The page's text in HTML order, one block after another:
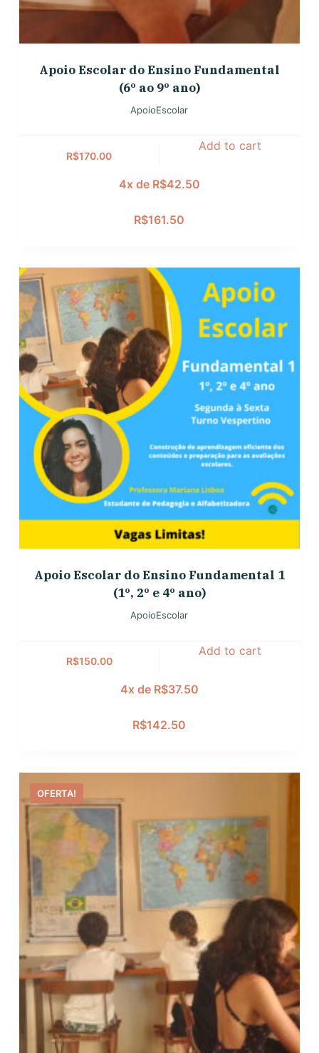
Apoio Escolar do Ensino Fundamental
(6º ao 9º ano)
ApoioEscolar
R$170.00
Add to cart
4x de R$42.50
R$161.50
Apoio Escolar do Ensino Fundamental 1
(1º, 2º e 4º ano)
ApoioEscolar
R$150.00
Add to cart
4x de R$37.50
R$142.50
OFERTA!